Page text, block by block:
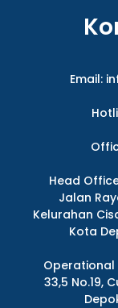
Email:
Head
Jalan
Kelurahan
Kota
Operational
33,5 No.19,